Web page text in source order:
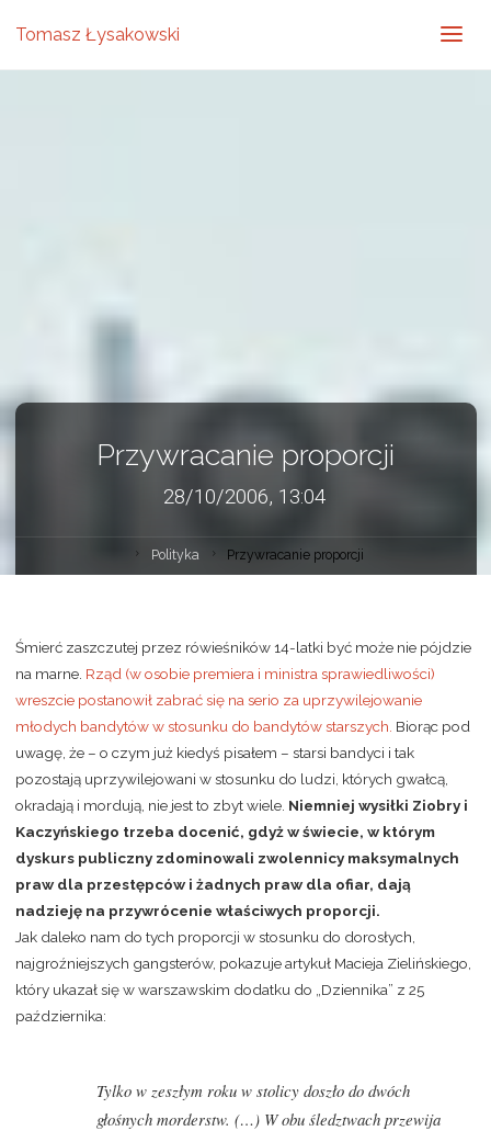
Tomasz Łysakowski
Przywracanie proporcji
28/10/2006, 13:04
Polityka Przywracanie proporcji
Śmierć zaszczutej przez rówieśników 14-latki być może nie pójdzie
na marne. Rząd (w osobie premiera i ministra sprawiedliwości)
wreszcie postanowił zabrać się na serio za uprzywilejowanie
młodych bandytów w stosunku do bandytów starszych. Biorąc pod
uwagę, że – o czym już kiedyś pisałem – starsi bandyci i tak
pozostają uprzywilejowani w stosunku do ludzi, których gwałcą,
okradają i mordują, nie jest to zbyt wiele. Niemniej wysiłki Ziobry i
Kaczyńskiego trzeba docenić, gdyż w świecie, w którym
dyskurs publiczny zdominowali zwolennicy maksymalnych
praw dla przestępców i żadnych praw dla ofiar, dają
nadzieję na przywrócenie właściwych proporcji.
Jak daleko nam do tych proporcji w stosunku do dorosłych,
najgroźniejszych gangsterów, pokazuje artykuł Macieja Zielińskiego,
który ukazał się w warszawskim dodatku do „Dziennika” z 25
października:
Tylko w zeszłym roku w stolicy doszło do dwóch
głośnych morderstw. (…) W obu śledztwach przewija